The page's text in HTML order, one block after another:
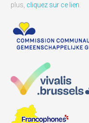
plus, cliquez sur ce lien